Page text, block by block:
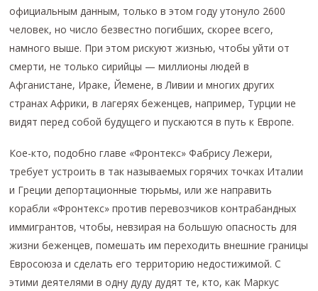
официальным данным, только в этом году утонуло 2600
человек, но число безвестно погибших, скорее всего,
намного выше. При этом рискуют жизнью, чтобы уйти от
смерти, не только сирийцы — миллионы людей в
Афганистане, Ираке, Йемене, в Ливии и многих других
странах Африки, в лагерях беженцев, например, Турции не
видят перед собой будущего и пускаются в путь к Европе.
Кое-кто, подобно главе «Фронтекс» Фабрису Лежери,
требует устроить в так называемых горячих точках Италии
и Греции депортационные тюрьмы, или же направить
корабли «Фронтекс» против перевозчиков контрабандных
иммигрантов, чтобы, невзирая на большую опасность для
жизни беженцев, помешать им переходить внешние границы
Евросоюза и сделать его территорию недостижимой. С
этими деятелями в одну дуду дудят те, кто, как Маркус